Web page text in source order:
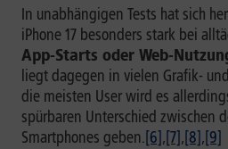
In unabhängigen Tests hat sich
iPhone 17 besonders stark bei
App-Starts oder Web-
liegt dagegen in vielen Grafik-
die meisten User wird es
spürbaren Unterschied zwischen
Smartphones geben.[6],[7],[8],[9]